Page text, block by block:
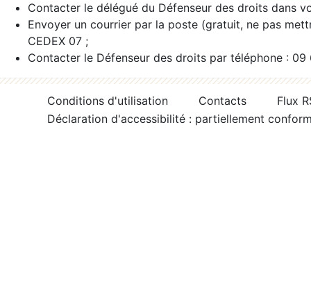
Contacter le délégué du Défenseur des droits dans
Envoyer un courrier par la poste (gratuit, ne pas
CEDEX 07 ;
Contacter le Défenseur des droits par téléphone :
Conditions d'utilisation Contacts
Flux
Déclaration d'accessibilité : partiellement